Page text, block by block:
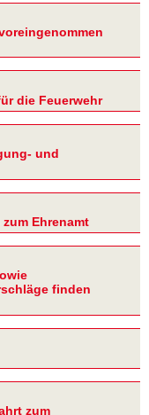
die Feuerwehr
und
Ehrenamt
finden
zum